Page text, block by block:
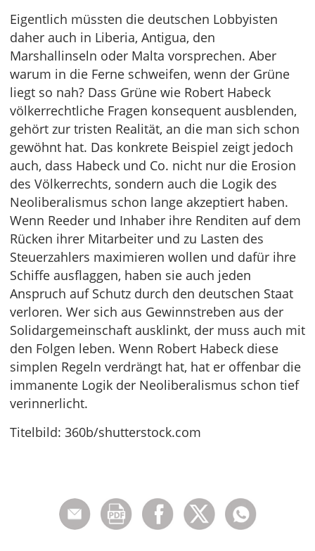
Eigentlich müssten die deutschen Lobbyisten
daher auch in Liberia, Antigua, den
Marshallinseln oder Malta vorsprechen. Aber
warum in die Ferne schweifen, wenn der Grüne
liegt so nah? Dass Grüne wie Robert Habeck
völkerrechtliche Fragen konsequent ausblenden,
gehört zur tristen Realität, an die man sich schon
gewöhnt hat. Das konkrete Beispiel zeigt jedoch
auch, dass Habeck und Co. nicht nur die Erosion
des Völkerrechts, sondern auch die Logik des
Neoliberalismus schon lange akzeptiert haben.
Wenn Reeder und Inhaber ihre Renditen auf dem
Rücken ihrer Mitarbeiter und zu Lasten des
Steuerzahlers maximieren wollen und dafür ihre
Schiffe ausflaggen, haben sie auch jeden
Anspruch auf Schutz durch den deutschen Staat
verloren. Wer sich aus Gewinnstreben aus der
Solidargemeinschaft ausklinkt, der muss auch mit
den Folgen leben. Wenn Robert Habeck diese
simplen Regeln verdrängt hat, hat er offenbar die
immanente Logik der Neoliberalismus schon tief
verinnerlicht.
Titelbild: 360b/shutterstock.com